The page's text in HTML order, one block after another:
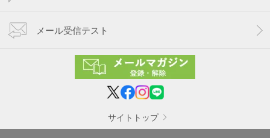
メール受信テスト
サイトトップ